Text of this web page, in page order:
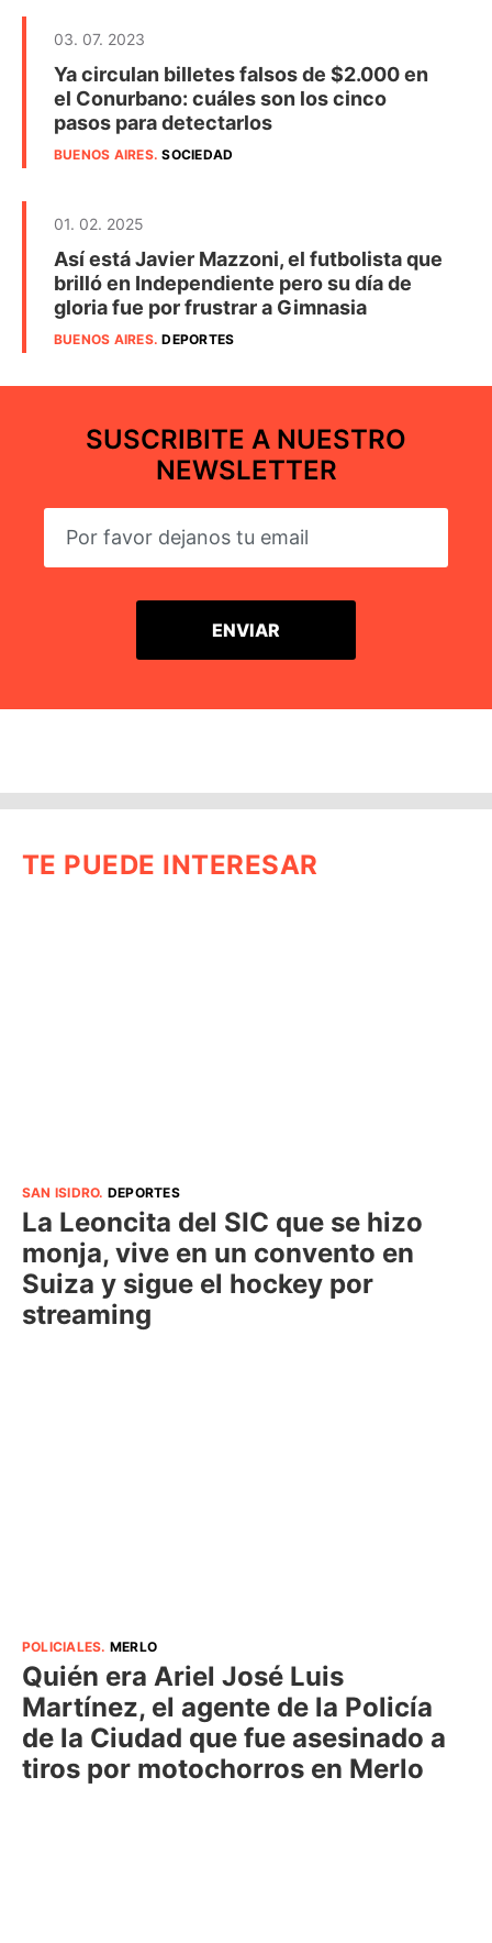
03. 07. 2023
Ya circulan billetes falsos de $2.000 en
el Conurbano: cuáles son los cinco
pasos para detectarlos
BUENOS AIRES.SOCIEDAD
01. 02. 2025
Así está Javier Mazzoni, el futbolista que
brilló en Independiente pero su día de
gloria fue por frustrar a Gimnasia
BUENOS AIRES.DEPORTES
SUSCRIBITE A NUESTRO
NEWSLETTER
TE PUEDE INTERESAR
SAN ISIDRO. DEPORTES
La Leoncita del SIC que se hizo
monja, vive en un convento en
Suiza y sigue el hockey por
streaming
POLICIALES. MERLO
Quién era Ariel José Luis
Martínez, el agente de la Policía
de la Ciudad que fue asesinado a
tiros por motochorros en Merlo